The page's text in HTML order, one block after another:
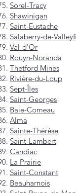
Sorel-Tracy
Shawinigan
Saint-Eustache
Salaberry-de-
Val-d'Or
Rouyn-Noranda
Thetford Mines
Rivière-du-Loup
Sept-Îles
Saint-Georges
Baie-Comeau
Alma
Sainte-Thérèse
Saint-Lambert
Candiac
La Prairie
Saint-Constant
Beauharnois